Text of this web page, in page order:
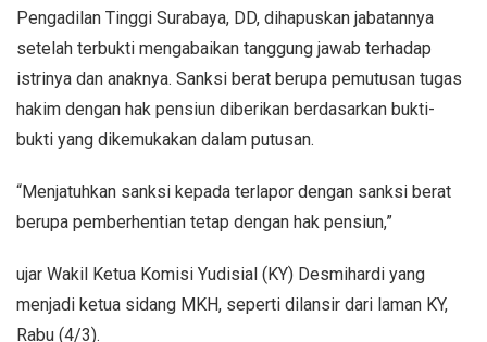
Pengadilan Tinggi Surabaya, DD, dihapuskan jabatannya
setelah terbukti mengabaikan tanggung jawab terhadap
istrinya dan anaknya. Sanksi berat berupa pemutusan tugas
hakim dengan hak pensiun diberikan berdasarkan bukti-
bukti yang dikemukakan dalam putusan.
“Menjatuhkan sanksi kepada terlapor dengan sanksi berat
berupa pemberhentian tetap dengan hak pensiun,”
ujar Wakil Ketua Komisi Yudisial (KY) Desmihardi yang
menjadi ketua sidang MKH, seperti dilansir dari laman KY,
Rabu (4/3).